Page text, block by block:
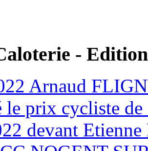
-
Arnaud
le prix cycliste
devant